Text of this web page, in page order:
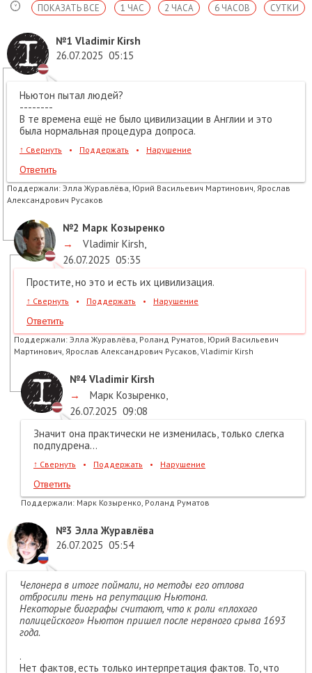
СУТКИ
6 ЧАСОВ
2 ЧАСА
1 ЧАС
ПОКАЗАТЬ ВСЕ
№1 Vladimir Kirsh
26.07.2025 05:15
Ньютон пытал людей?
--------
В те времена ещё не было цивилизации в Англии и это
была нормальная процедура допроса.
↑ Свернуть • Поддержать • Нарушение
Ответить
Поддержали: Элла Журавлёва, Юрий Васильевич Мартинович, Ярослав
Александрович Русаков
№2 Марк Козыренко
→
Vladimir Kirsh
26.07.2025 05:35
Простите, но это и есть их цивилизация.
↑ Свернуть • Поддержать • Нарушение
Ответить
Поддержали: Элла Журавлёва, Роланд Руматов, Юрий Васильевич
Мартинович, Ярослав Александрович Русаков, Vladimir Kirsh
№4 Vladimir Kirsh
→
Марк Козыренко
26.07.2025 09:08
Значит она практически не изменилась, только слегка
подпудрена...
↑ Свернуть • Поддержать • Нарушение
Ответить
Поддержали: Марк Козыренко, Роланд Руматов
№3 Элла Журавлёва
26.07.2025 05:54
Челонера в итоге поймали, но методы его отлова
отбросили тень на репутацию Ньютона.
Некоторые биографы считают, что к роли «плохого
полицейского» Ньютон пришел после нервного срыва 1693
года.
.
Нет фактов, есть только интерпретация фактов. То, что